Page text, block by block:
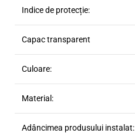
Indice de protecție:
Capac transparent
Culoare:
Material:
Adâncimea produsului instalat: